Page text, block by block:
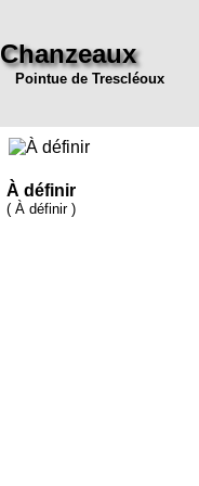
Chanzeaux
Pointue de Trescléoux
À définir
( À définir )